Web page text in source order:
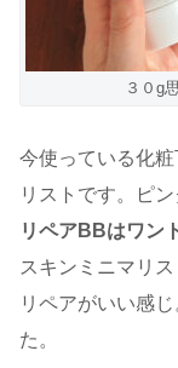
３０g
今使っている化
リストです。ピ
リペアBBはワン
スキンミニマリ
リペアがいい感
た。